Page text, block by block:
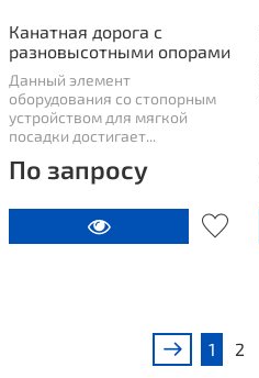
Канатная дорога с
разновысотными опорами
Данный элемент
оборудования со стопорным
устройством для мягкой
посадки достигает...
По запросу
1 2